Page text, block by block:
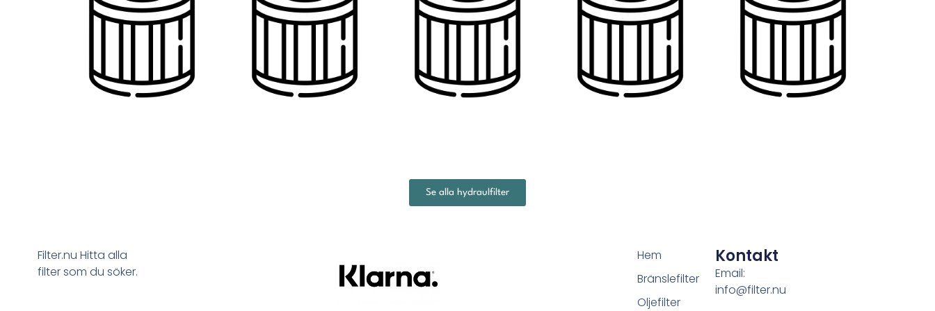
Se alla hydraulfilter
Filter.nu Hitta alla
filter som du söker.
Hem
Bränslefilter
Oljefilter
Kontakt
Email:
info@filter.nu